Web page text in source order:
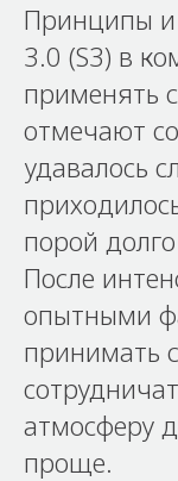
Принципы и
3.0 (S3) в
применять
отмечают
удавалось
порой
После
опытными
принимать
атмосферу
проще.